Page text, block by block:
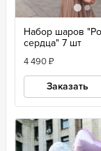
Набор шаров
сердца" 7 шт
4 490₽
Заказать